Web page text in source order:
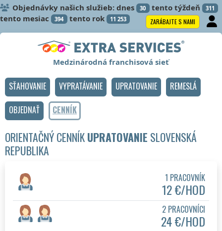
Objednávky našich služieb: dnes 30 tento týždeň 311
tento mesiac 394 tento rok 11 253 ZARÁBAJTE S NAMI
SŤAHOVANIE VYPRATÁVANIE UPRATOVANIE
REMESLÁ
OBJEDNAŤ
CENNÍK
ORIENTAČNÝ CENNÍKUPRATOVANIE SLOVENSKÁ
REPUBLIKA
1 PRACOVNÍK
12 €/HOD
2 PRACOVNÍCI
24 €/HOD
Medzinárodná franchisová sieť